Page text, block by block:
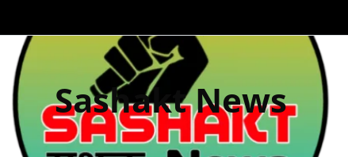
Sashakt News